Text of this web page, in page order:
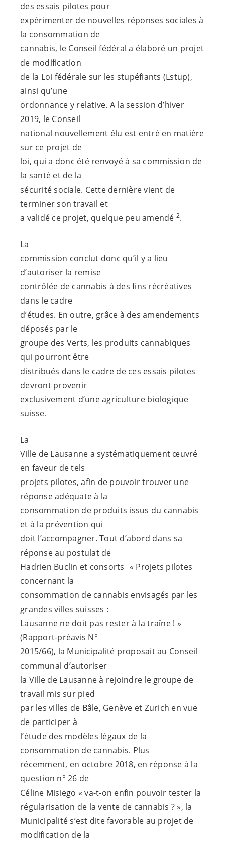
des essais pilotes pour
expérimenter de nouvelles réponses sociales à
la consommation de
cannabis, le Conseil fédéral a élaboré un projet
de modification
de la Loi fédérale sur les stupéfiants (Lstup),
ainsi qu’une
ordonnance y relative. A la session d’hiver
2019, le Conseil
national nouvellement élu est entré en matière
sur ce projet de
loi, qui a donc été renvoyé à sa commission de
la santé et de la
sécurité sociale. Cette dernière vient de
terminer son travail et
a validé ce projet, quelque peu amendé 2.
La
commission conclut donc qu’il y a lieu
d’autoriser la remise
contrôlée de cannabis à des fins récréatives
dans le cadre
d’études. En outre, grâce à des amendements
déposés par le
groupe des Verts, les produits cannabiques
qui pourront être
distribués dans le cadre de ces essais pilotes
devront provenir
exclusivement d’une agriculture biologique
suisse.
La
Ville de Lausanne a systématiquement œuvré
en faveur de tels
projets pilotes, afin de pouvoir trouver une
réponse adéquate à la
consommation de produits issus du cannabis
et à la prévention qui
doit l’accompagner. Tout d’abord dans sa
réponse au postulat de
Hadrien Buclin et consorts « Projets pilotes
concernant la
consommation de cannabis envisagés par les
grandes villes suisses :
Lausanne ne doit pas rester à la traîne ! »
(Rapport-préavis N°
2015/66), la Municipalité proposait au Conseil
communal d’autoriser
la Ville de Lausanne à rejoindre le groupe de
travail mis sur pied
par les villes de Bâle, Genève et Zurich en vue
de participer à
l’étude des modèles légaux de la
consommation de cannabis. Plus
récemment, en octobre 2018, en réponse à la
question n° 26 de
Céline Misiego « va-t-on enfin pouvoir tester la
régularisation de la vente de cannabis ? », la
Municipalité s’est dite favorable au projet de
modification de la